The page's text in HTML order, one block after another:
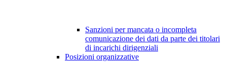
Sanzioni per mancata o incompleta
comunicazione dei dati da parte dei titolari
di incarichi dirigenziali
Posizioni organizzative